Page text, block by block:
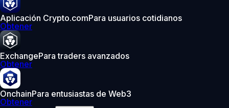
Aplicación Crypto.comPara usuarios cotidianos
Obtener
ExchangePara traders avanzados
Obtener
OnchainPara entusiastas de Web3
Obtener